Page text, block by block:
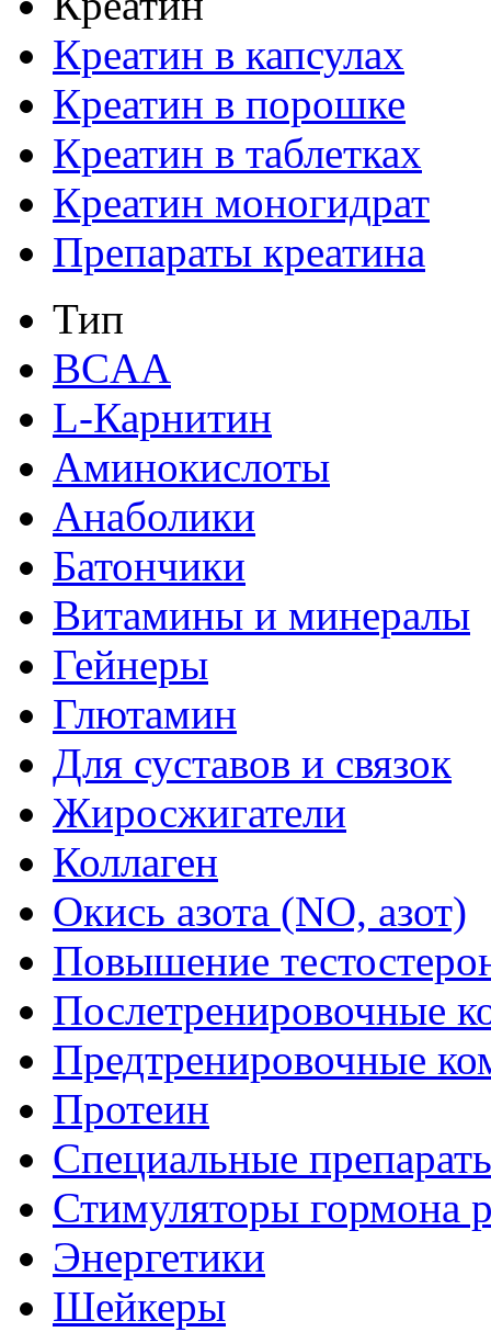
Креатин в капсулах
Креатин в порошке
Креатин в таблетках
Креатин моногидрат
Препараты креатина
Тип
BCAA
L-Карнитин
Аминокислоты
Анаболики
Батончики
Витамины и минералы
Гейнеры
Глютамин
Для суставов и связок
Жиросжигатели
Коллаген
Окись азота (NO, азот)
Повышение
Послетренировочные
Предтренировочные
Протеин
Специальные
Стимуляторы гормона
Энергетики
Шейкеры